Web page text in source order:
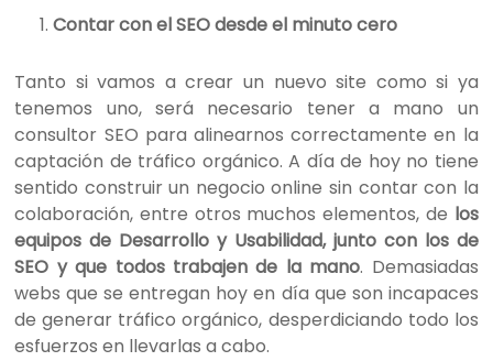
Contar con el SEO desde el minuto cero
Tanto si vamos a crear un nuevo site como si ya
tenemos uno, será necesario tener a mano un
consultor SEO para alinearnos correctamente en la
captación de tráfico orgánico. A día de hoy no tiene
sentido construir un negocio online sin contar con la
colaboración, entre otros muchos elementos, de los
equipos de Desarrollo y Usabilidad, junto con los de
SEO y que todos trabajen de la mano. Demasiadas
webs que se entregan hoy en día que son incapaces
de generar tráfico orgánico, desperdiciando todo los
esfuerzos en llevarlas a cabo.